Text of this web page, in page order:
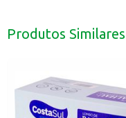
Produtos Similares